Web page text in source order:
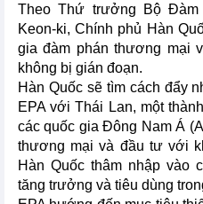
Theo Thứ trưởng Bộ Đàm
Keon-ki, Chính phủ Hàn
gia đàm phán thương mại
không bị gián đoạn.
Hàn Quốc sẽ tìm cách đẩy
EPA với Thái Lan, một
các quốc gia Đông Nam Á
thương mại và đầu tư với
Hàn Quốc thâm nhập vào
tăng trưởng và tiêu dùng